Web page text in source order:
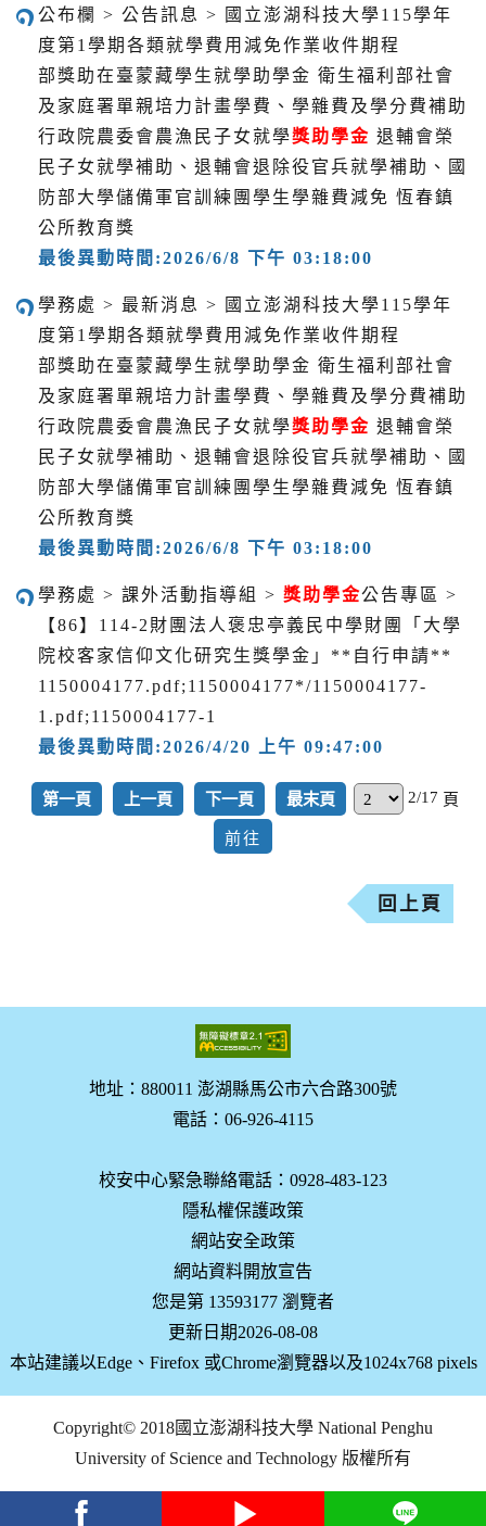
公布欄 > 公告訊息 > 國立澎湖科技大學115學年
度第1學期各類就學費用減免作業收件期程
部獎助在臺蒙藏學生就學助學金 衛生福利部社會
及家庭署單親培力計畫學費、學雜費及學分費補助
行政院農委會農漁民子女就學獎助學金 退輔會榮
民子女就學補助、退輔會退除役官兵就學補助、國
防部大學儲備軍官訓練團學生學雜費減免 恆春鎮
公所教育獎
最後異動時間:2026/6/8 下午 03:18:00
學務處 > 最新消息 > 國立澎湖科技大學115學年
度第1學期各類就學費用減免作業收件期程
部獎助在臺蒙藏學生就學助學金 衛生福利部社會
及家庭署單親培力計畫學費、學雜費及學分費補助
行政院農委會農漁民子女就學獎助學金 退輔會榮
民子女就學補助、退輔會退除役官兵就學補助、國
防部大學儲備軍官訓練團學生學雜費減免 恆春鎮
公所教育獎
最後異動時間:2026/6/8 下午 03:18:00
學務處 > 課外活動指導組 > 獎助學金公告專區 >
【86】114-2財團法人褒忠亭義民中學財團「大學
院校客家信仰文化研究生獎學金」**自行申請**
1150004177.pdf;1150004177*/1150004177-
1.pdf;1150004177-1
最後異動時間:2026/4/20 上午 09:47:00
第一頁 上一頁 下一頁 最末頁 2/17 頁
回上頁
地址：880011 澎湖縣馬公市六合路300號
電話：06-926-4115
校安中心緊急聯絡電話：0928-483-123
隱私權保護政策
網站安全政策
網站資料開放宣告
您是第 13593177 瀏覽者
更新日期2026-08-08
本站建議以Edge、Firefox 或Chrome瀏覽器以及1024x768 pixels
Copyright© 2018國立澎湖科技大學 National Penghu
University of Science and Technology 版權所有